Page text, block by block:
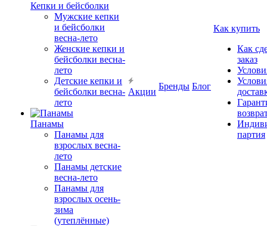
Кепки и бейсболки
Мужские кепки
и бейсболки
весна-лето
Женские кепки и
бейсболки весна-
лето
Детские кепки и
бейсболки весна-
лето
Панамы
Панамы для
взрослых весна-
лето
Панамы детские
весна-лето
Панамы для
взрослых осень-
зима
(утеплённые)
Акции
Бренды Блог
Как купить
Как
заказ
партия